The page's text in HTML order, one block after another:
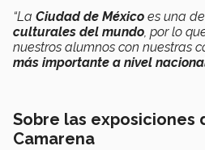
“La Ciudad de México es una
culturales del mundo, por lo
nuestros alumnos con nuestras
más importante a nivel
Sobre las exposiciones
Camarena